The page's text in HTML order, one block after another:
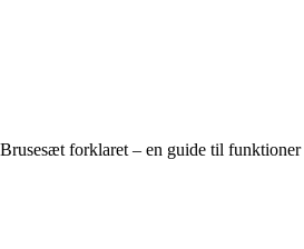
Brusesæt forklaret – en guide til